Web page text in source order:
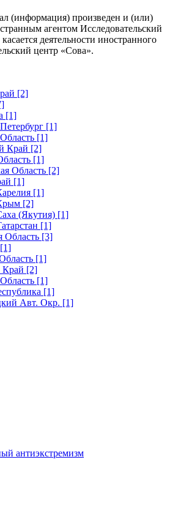
(информация) произведен и (или)
агентом Исследовательский
деятельности иностранного
центр «Сова».
[2]
[1]
[1]
[1]
Край [2]
[1]
Область [2]
[1]
[1]
[2]
(Якутия) [1]
[1]
Область [3]
[1]
Край [2]
[1]
[1]
Авт. Окр. [1]
антиэкстремизм